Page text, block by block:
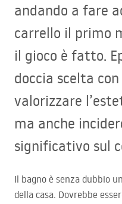
andando a fare
carrello il primo
il gioco è fatto.
doccia scelta
valorizzare
ma anche
significativo sul
Il bagno è senza dubbio
della casa. Dovrebbe